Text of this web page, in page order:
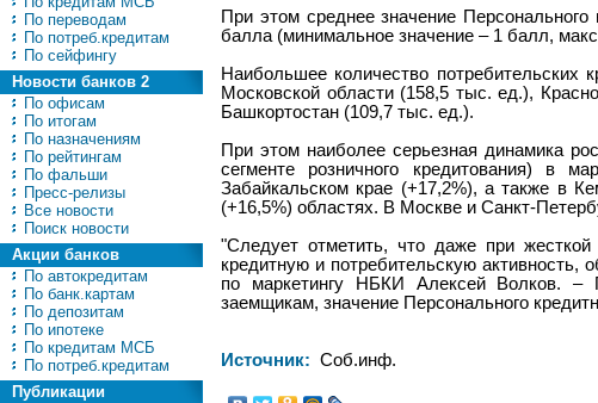
По переводам
По потреб.кредитам
По сейфингу
Новости банков 2
По офисам
По итогам
По назначениям
По рейтингам
По фальши
Пресс-релизы
Все новости
Поиск новости
Акции банков
По автокредитам
По банк.картам
По депозитам
По ипотеке
По кредитам МСБ
По потреб.кредитам
Публикации
При этом среднее значение
балла (минимальное значение – 1 балл,
Наибольшее количество
Московской области (158,5 тыс. ед.),
Башкортостан (109,7 тыс. ед.).
При этом наиболее серьезная динамика
сегменте розничного кредитования) в
Забайкальском крае (+17,2%), а также в
(+16,5%) областях. В Москве и Санкт-
"Следует отметить, что даже при
кредитную и потребительскую активность,
по маркетингу НБКИ Алексей Волков. –
заемщикам, значение Персонального
Источник: Соб.инф.